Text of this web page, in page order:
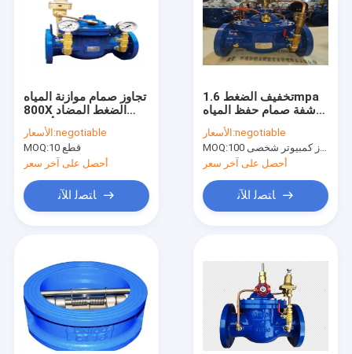
تجاوز صمام موازنة المياه
800X الضغط المضاد
للأكسدة
الأسعار:negotiable
MOQ:
10 قطع
أحصل على آخر سعر
ﺎﺘﺼﻟ ﺍﻶﻧ
تخفيف الضغط 1.6mpa
شفة صمام حفظ المياه
حديد الدكتايل
الأسعار:negotiable
MOQ:
100 جهاز كمبيوتر شخصى
أحصل على آخر سعر
ﺎﺘﺼﻟ ﺍﻶﻧ